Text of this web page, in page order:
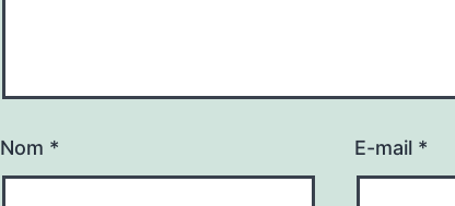
Nom * E-mail *